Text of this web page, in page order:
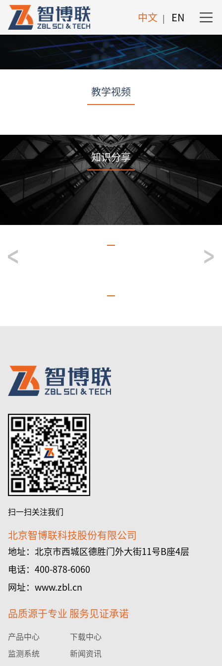
中文 EN
教学视频
知识分享
扫一扫关注我们
北京智博联科技股份有限公司
地址：北京市西城区德胜门外大街11号B座4层
电话：400-878-6060
网址：www.zbl.cn
品质源于专业 服务见证承诺
产品中心 下载中心
监测系统 新闻资讯